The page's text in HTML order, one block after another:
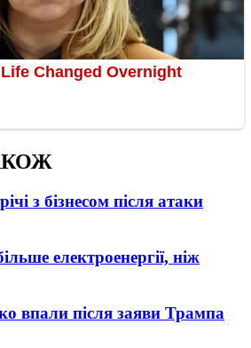
з бізнесом після атаки
електроенергії, ніж
впали після заяви Трампа